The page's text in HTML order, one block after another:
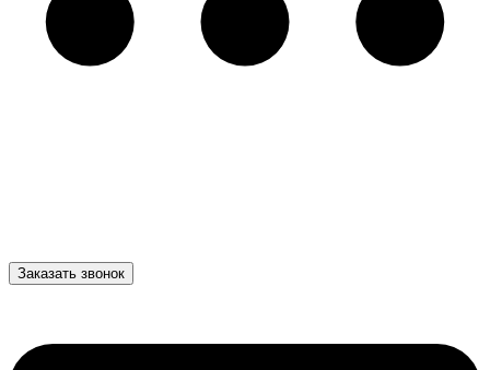
Заказать звонок